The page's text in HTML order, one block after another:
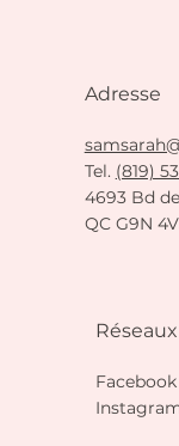
Adresse
Tel. (819)
4693 Bd
QC G9N